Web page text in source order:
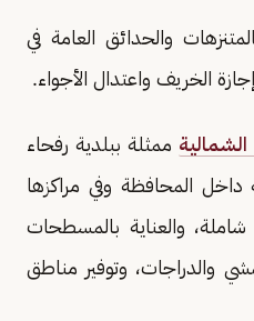
والحدائق العامة في
الخريف واعتدال الأجواء.
ممثلة ببلدية رفحاء
و38 حديقة داخل المحافظة وفي مراكزها
شاملة، والعناية بالمسطحات
والدراجات، وتوفير مناطق